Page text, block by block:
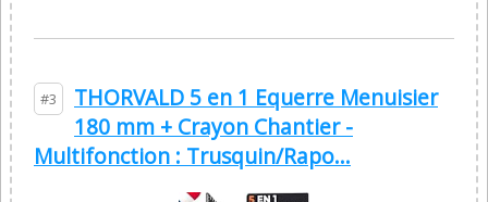
#3
THORVALD 5 en 1 Equerre Menuisier
180 mm + Crayon Chantier -
Multifonction : Trusquin/Rapo...